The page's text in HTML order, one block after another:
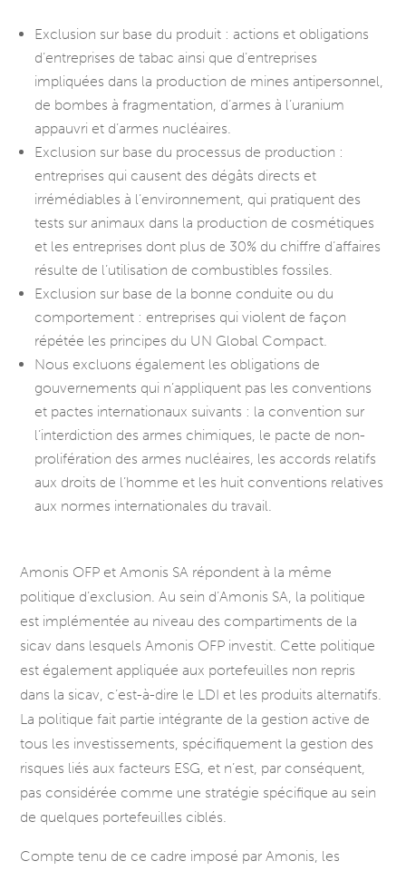
Exclusion sur base du produit : actions et obligations
d’entreprises de tabac ainsi que d’entreprises
impliquées dans la production de mines antipersonnel,
de bombes à fragmentation, d’armes à l’uranium
appauvri et d’armes nucléaires.
Exclusion sur base du processus de production :
entreprises qui causent des dégâts directs et
irrémédiables à l’environnement, qui pratiquent des
tests sur animaux dans la production de cosmétiques
et les entreprises dont plus de 30% du chiffre d’affaires
résulte de l’utilisation de combustibles fossiles.
Exclusion sur base de la bonne conduite ou du
comportement : entreprises qui violent de façon
répétée les principes du UN Global Compact.
Nous excluons également les obligations de
gouvernements qui n’appliquent pas les conventions
et pactes internationaux suivants : la convention sur
l’interdiction des armes chimiques, le pacte de non-
prolifération des armes nucléaires, les accords relatifs
aux droits de l’homme et les huit conventions relatives
aux normes internationales du travail.
Amonis OFP et Amonis SA répondent à la même
politique d’exclusion. Au sein d’Amonis SA, la politique
est implémentée au niveau des compartiments de la
sicav dans lesquels Amonis OFP investit. Cette politique
est également appliquée aux portefeuilles non repris
dans la sicav, c’est-à-dire le LDI et les produits alternatifs.
La politique fait partie intégrante de la gestion active de
tous les investissements, spécifiquement la gestion des
risques liés aux facteurs ESG, et n’est, par conséquent,
pas considérée comme une stratégie spécifique au sein
de quelques portefeuilles ciblés.
Compte tenu de ce cadre imposé par Amonis, les